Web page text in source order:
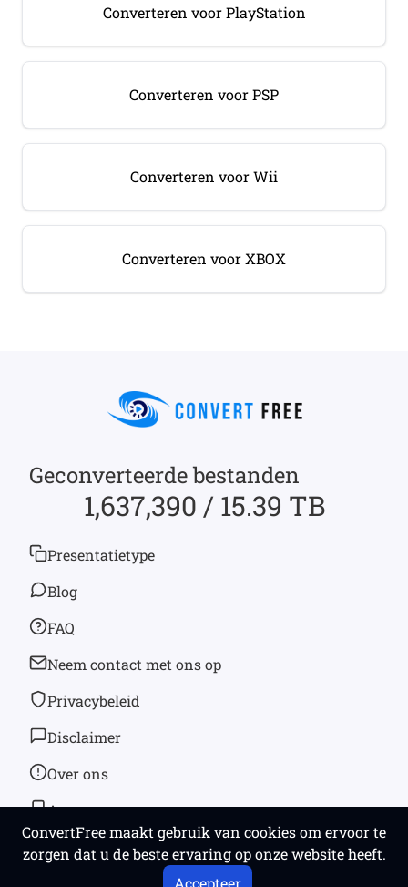
Converteren voor PlayStation
Converteren voor PSP
Converteren voor Wii
Converteren voor XBOX
ConvertFree maakt gebruik van cookies om ervoor te
zorgen dat u de beste ervaring op onze website heeft.
Accepteer
Geconverteerde bestanden
1,637,390 / 15.39 TB
Presentatietype
Blog
FAQ
Neem contact met ons op
Privacybeleid
Disclaimer
Over ons
App
convertfree.com Alle rechten voorbehouden